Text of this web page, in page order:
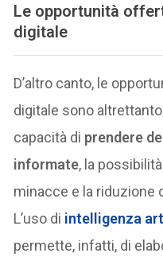
Le opportunità
digitale
D’altro canto, le
digitale sono
capacità di prendere
informate, la
minacce e la riduzione
L’uso di intelligenza
permette, infatti, di